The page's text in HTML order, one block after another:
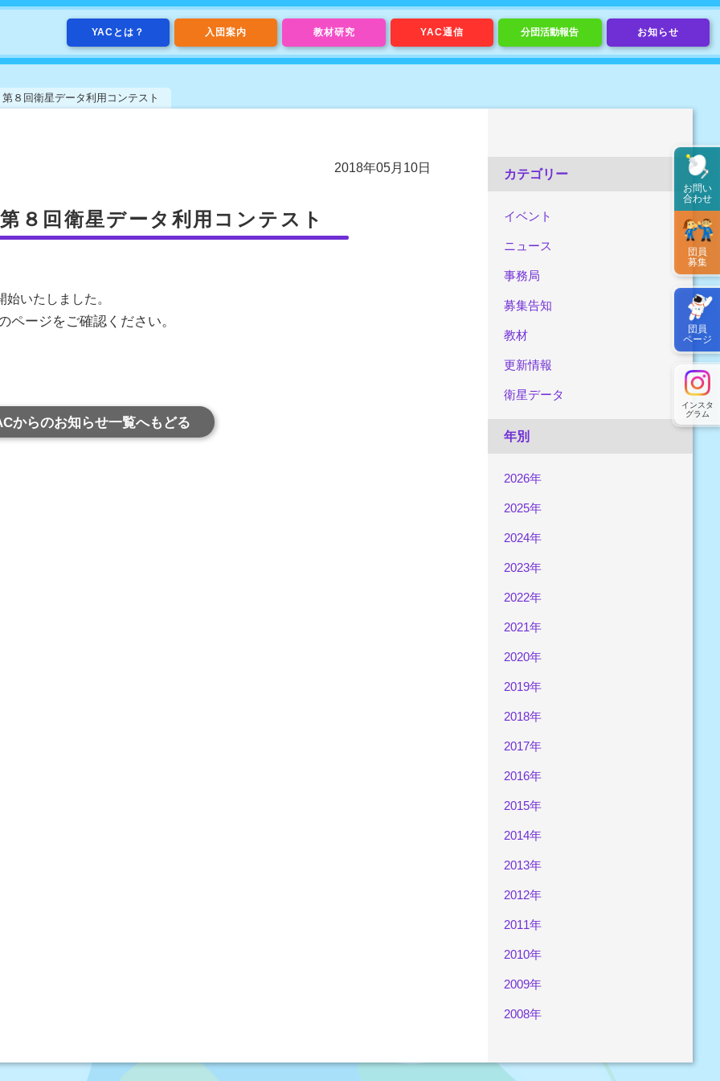
YACとは？ 入団案内 教材研究 YAC通信 分団活動報告 お知らせ
お問い
合わせ
団員
募集
団員
ページ
インスタ
グラム
８回衛星データ利用コンテスト
2018年05月10日
８回衛星データ利用コンテスト
いたしました。
ページをご確認ください。
からのお知らせ一覧へもどる
カテゴリー
イベント
ニュース
事務局
募集告知
教材
更新情報
衛星データ
年別
2026年
2025年
2024年
2023年
2022年
2021年
2020年
2019年
2018年
2017年
2016年
2015年
2014年
2013年
2012年
2011年
2010年
2009年
2008年